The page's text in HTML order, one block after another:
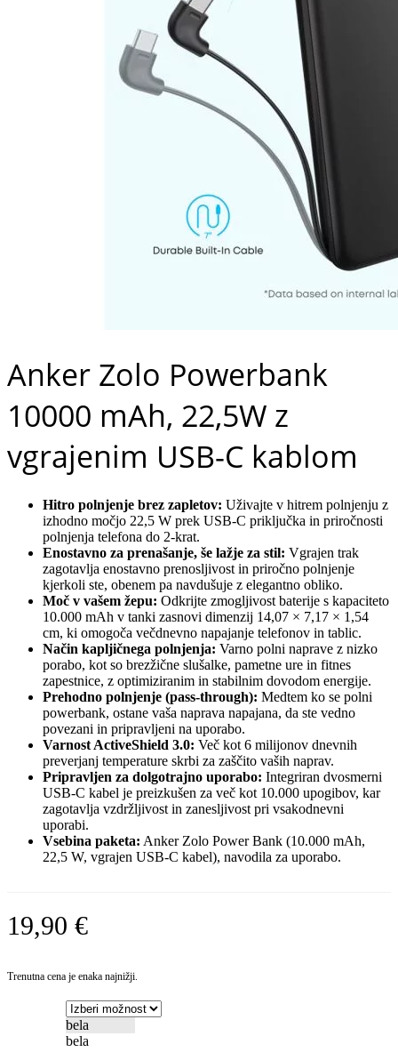
Anker Zolo Powerbank
10000 mAh, 22,5W z
vgrajenim USB-C kablom
Hitro polnjenje brez zapletov: Uživajte v hitrem polnjenju z
izhodno močjo 22,5 W prek USB-C priključka in priročnosti
polnjenja telefona do 2-krat.
Enostavno za prenašanje, še lažje za stil: Vgrajen trak
zagotavlja enostavno prenosljivost in priročno polnjenje
kjerkoli ste, obenem pa navdušuje z elegantno obliko.
Moč v vašem žepu: Odkrijte zmogljivost baterije s kapaciteto
10.000 mAh v tanki zasnovi dimenzij 14,07 × 7,17 × 1,54
cm, ki omogoča večdnevno napajanje telefonov in tablic.
Način kapljičnega polnjenja: Varno polni naprave z nizko
porabo, kot so brezžične slušalke, pametne ure in fitnes
zapestnice, z optimiziranim in stabilnim dovodom energije.
Prehodno polnjenje (pass-through): Medtem ko se polni
powerbank, ostane vaša naprava napajana, da ste vedno
povezani in pripravljeni na uporabo.
Varnost ActiveShield 3.0: Več kot 6 milijonov dnevnih
preverjanj temperature skrbi za zaščito vaših naprav.
Pripravljen za dolgotrajno uporabo: Integriran dvosmerni
USB-C kabel je preizkušen za več kot 10.000 upogibov, kar
zagotavlja vzdržljivost in zanesljivost pri vsakodnevni
uporabi.
Vsebina paketa: Anker Zolo Power Bank (10.000 mAh,
22,5 W, vgrajen USB-C kabel), navodila za uporabo.
19,90 €
Trenutna cena je enaka najnižji.
bela
bela